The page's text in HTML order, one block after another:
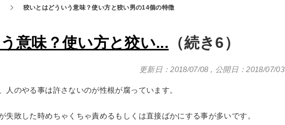
狡いとはどういう意味？使い方と狡い男の14個の特徴
意味？使い方と狡い... （続き6）
更新日：2018/07/08 , 公開日：2018/07/03
人のやる事は許さないのが性根が腐っています。
失敗した時めちゃくちゃ責めるもしくは直接ばかにする事が多いです。